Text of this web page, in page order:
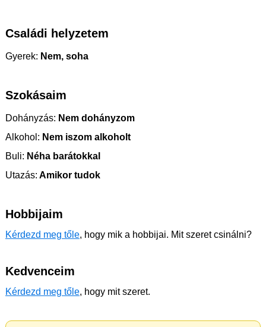
Családi helyzetem
Gyerek: Nem, soha
Szokásaim
Dohányzás: Nem dohányzom
Alkohol: Nem iszom alkoholt
Buli: Néha barátokkal
Utazás: Amikor tudok
Hobbijaim
Kérdezd meg tőle, hogy mik a hobbijai. Mit szeret csinálni?
Kedvenceim
Kérdezd meg tőle, hogy mit szeret.